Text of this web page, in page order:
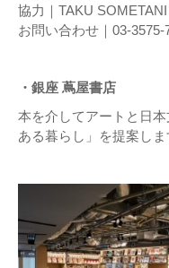
協力｜TAKU
お問い合わせ｜03-
・銀座 蔦屋書店
本を介してアートと⽇
ある暮らし」を提案しま